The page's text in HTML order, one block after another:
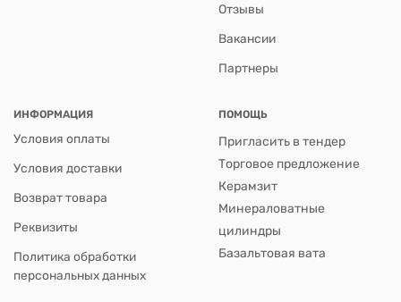
Отзывы
Вакансии
Партнеры
ИНФОРМАЦИЯ
Условия оплаты
Условия доставки
Возврат товара
Реквизиты
Политика обработки
персональных данных
ПОМОЩЬ
Пригласить в тендер
Торговое предложение
Керамзит
Минераловатные
цилиндры
Базальтовая вата